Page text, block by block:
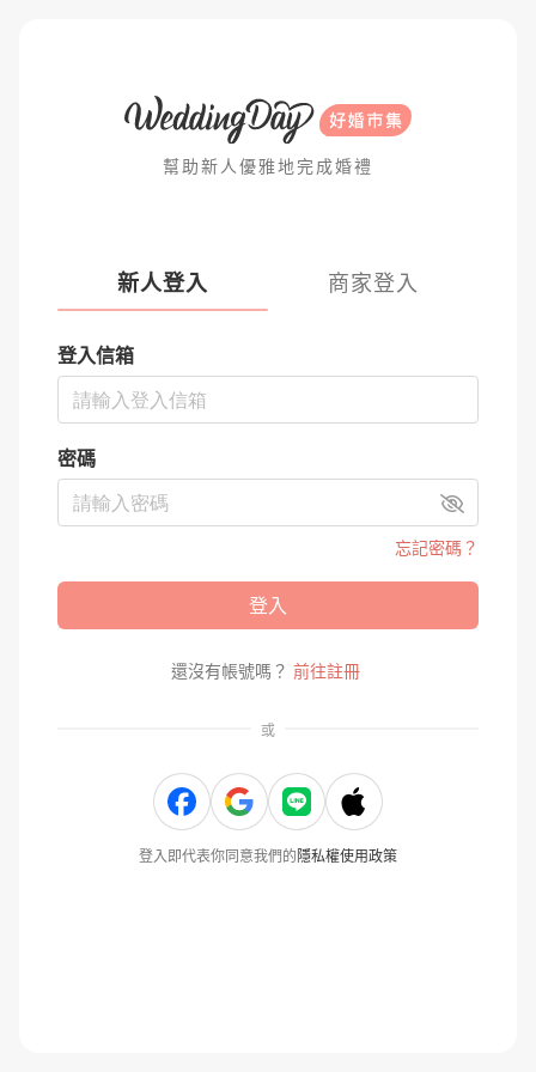
幫助新人優雅地完成婚禮
新人登入 商家登入
登入信箱
密碼
忘記密碼？
登入
還沒有帳號嗎？ 前往註冊
或
登入即代表你同意我們的隱私權使用政策